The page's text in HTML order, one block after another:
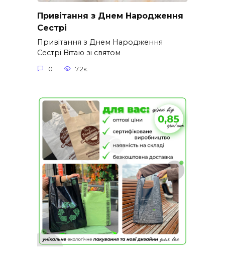
Привітання з Днем Народження
Сестрі
Привітання з Днем Народження
Сестрі Вітаю зі святом
0 7.2к.